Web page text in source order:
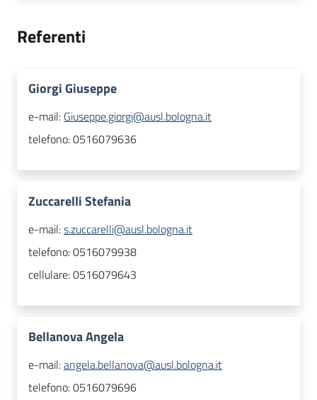
Referenti
Giorgi Giuseppe
e-mail: Giuseppe.giorgi@ausl.bologna.it
telefono:0516079636
Zuccarelli Stefania
e-mail:s.zuccarelli@ausl.bologna.it
telefono:0516079938
cellulare:0516079643
Bellanova Angela
e-mail:angela.bellanova@ausl.bologna.it
telefono:0516079696